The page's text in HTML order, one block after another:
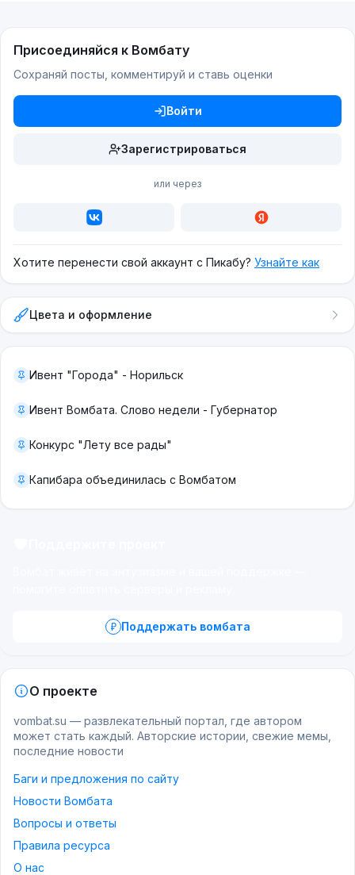
Присоединяйся к Вомбату
Сохраняй посты, комментируй и ставь оценки
Войти
Зарегистрироваться
или через
Хотите перенести свой аккаунт с Пикабу? Узнайте как
Цвета и оформление
Ивент "Города" - Норильск
Ивент Вомбата. Слово недели - Губернатор
Конкурс "Лету все рады"
Капибара объединилась с Вомбатом
Поддержать вомбата
О проекте
vombat.su — развлекательный портал, где автором
может стать каждый. Авторские истории, свежие мемы,
последние новости
Баги и предложения по сайту
Новости Вомбата
Вопросы и ответы
Правила ресурса
О нас